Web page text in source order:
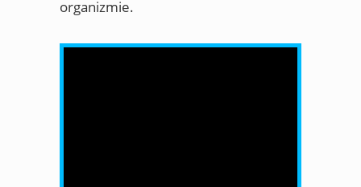
organizmie.